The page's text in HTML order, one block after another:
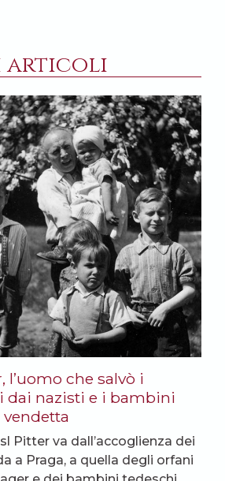
articoli
l’uomo che salvò i
dai nazisti e i bambini
Pitter va dall’accoglienza dei
a Praga, a quella degli orfani